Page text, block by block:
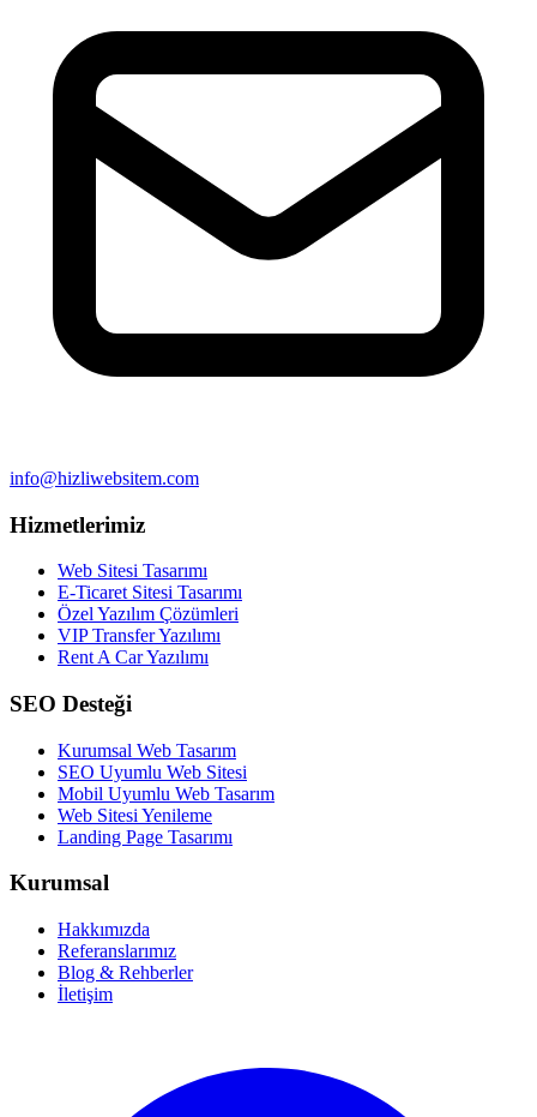
info@hizliwebsitem.com
Hizmetlerimiz
Web Sitesi Tasarımı
E-Ticaret Sitesi Tasarımı
Özel Yazılım Çözümleri
VIP Transfer Yazılımı
Rent A Car Yazılımı
SEO Desteği
Kurumsal Web Tasarım
SEO Uyumlu Web Sitesi
Mobil Uyumlu Web Tasarım
Web Sitesi Yenileme
Landing Page Tasarımı
Kurumsal
Hakkımızda
Referanslarımız
Blog & Rehberler
İletişim